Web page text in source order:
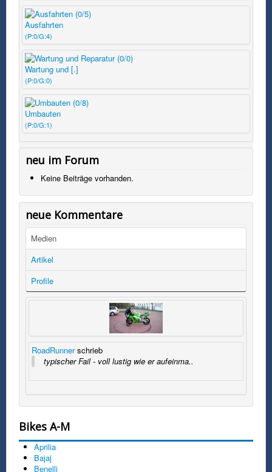
Ausfahrten
(P:0/G:4)
Wartung und [.]
(P:0/G:0)
Umbauten
(P:0/G:1)
neu im Forum
Keine Beiträge vorhanden.
neue Kommentare
Medien
Artikel
Profile
RoadRunnerschrieb
typischer Fail - voll lustig wie er aufeinma..
Bikes A-M
Aprilia
Bajaj
Benelli